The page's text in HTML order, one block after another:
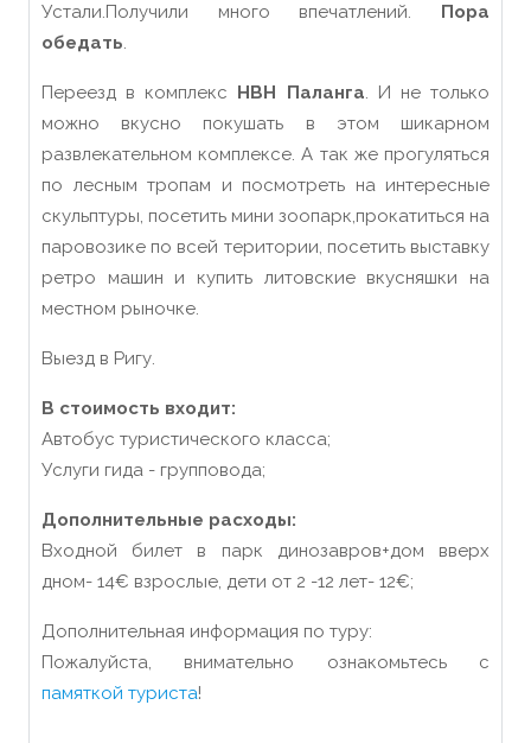
Устали.Получили много впечатлений. Пора
обедать.
Переезд в комплекс HBH Паланга. И не только
можно вкусно покушать в этом шикарном
развлекательном комплексе. А так же прогуляться
по лесным тропам и посмотреть на интересные
скульптуры, посетить мини зоопарк,прокатиться на
паровозике по всей територии, посетить выставку
ретро машин и купить литовские вкусняшки на
местном рыночке.
Выезд в Ригу.
В стоимость входит:
Автобус туристического класса;
Услуги гида - групповода;
Дополнительные расходы:
Входной билет в парк динозавров+дом вверх
дном- 14€ взрослые, дети от 2 -12 лет- 12€;
Дополнительная информация по туру:
Пожалуйста, внимательно ознакомьтесь с
памяткой туриста!